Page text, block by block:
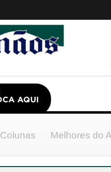
Colunas Melhores do